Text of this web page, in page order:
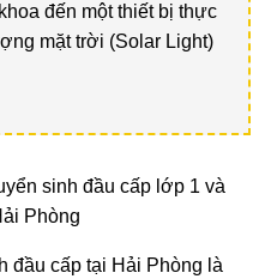
đến một thiết bị thực
mặt trời (Solar Light)
sinh đầu cấp lớp 1 và
Phòng
đầu cấp tại Hải Phòng là